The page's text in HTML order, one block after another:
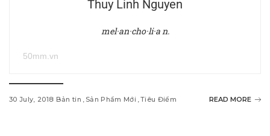
Thuy Linh Nguyen
mel·an·cho·li·a n.
50mm.vn
30 July, 2018 Bản tin Sản Phẩm Mới Tiêu Điểm READ MORE